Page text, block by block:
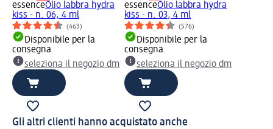
essenceOlio labbra hydra
kiss - n. 06, 4 ml
(463)
Disponibile per la
consegna
seleziona il negozio dm
essenceOlio labbra hydra
kiss - n. 03, 4 ml
(576)
Disponibile per la
consegna
seleziona il negozio dm
Gli altri clienti hanno acquistato anche